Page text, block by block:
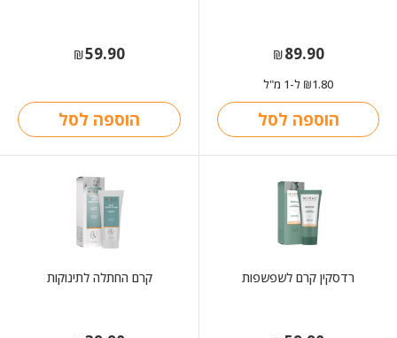
₪89.90
₪1.80 ל-1 מ"ל
הוספה לסל
₪59.90
הוספה לסל
רדסקין קרם לשפשפות קרם החתלה לתינוקות